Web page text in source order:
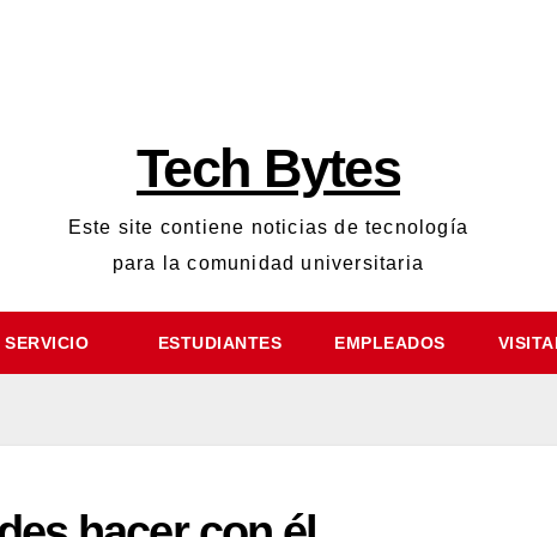
Tech Bytes
Este site contiene noticias de tecnología
para la comunidad universitaria
SERVICIO ESTUDIANTES EMPLEADOS